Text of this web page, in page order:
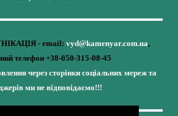
- email: vyd@kamenyar.com.ua,
телефон +38-050-315-08-45
через сторінки соціальних мереж та
ми не відповідаємо!!!